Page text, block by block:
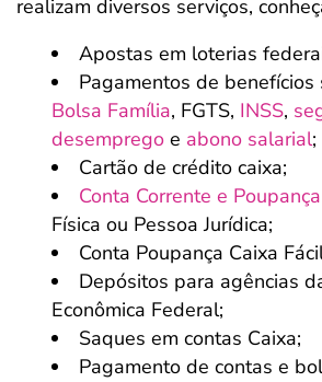
realizam diversos serviços,
Apostas em loterias
Pagamentos de benefícios
Bolsa Família, FGTS, INSS,
desemprego e abono salarial;
Cartão de crédito caixa;
Conta Corrente e Poupança
Física ou Pessoa Jurídica;
Conta Poupança Caixa
Depósitos para agências
Econômica Federal;
Saques em contas Caixa;
Pagamento de contas e